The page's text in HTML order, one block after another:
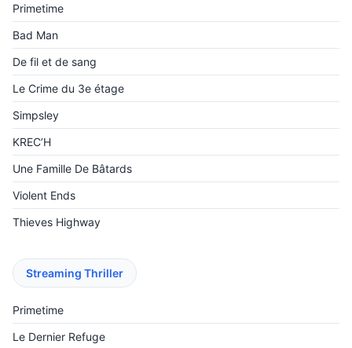
Primetime
Bad Man
De fil et de sang
Le Crime du 3e étage
Simpsley
KREC’H
Une Famille De Bâtards
Violent Ends
Thieves Highway
Streaming Thriller
Primetime
Le Dernier Refuge